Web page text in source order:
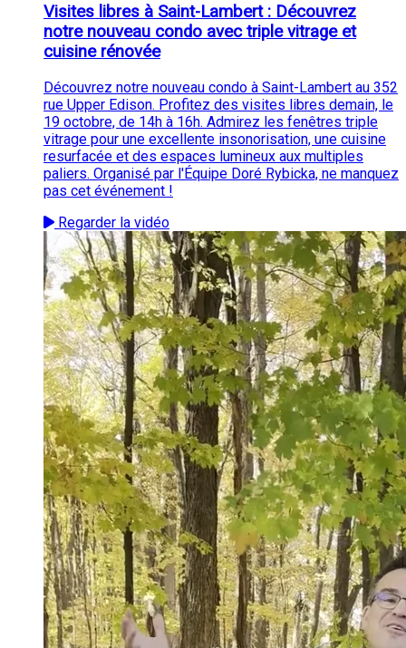
Visites libres à Saint-Lambert : Découvrez
notre nouveau condo avec triple vitrage et
cuisine rénovée
Découvrez notre nouveau condo à Saint-Lambert au 352
rue Upper Edison. Profitez des visites libres demain, le
19 octobre, de 14h à 16h. Admirez les fenêtres triple
vitrage pour une excellente insonorisation, une cuisine
resurfacée et des espaces lumineux aux multiples
paliers. Organisé par l'Équipe Doré Rybicka, ne manquez
pas cet événement !
Regarder la vidéo